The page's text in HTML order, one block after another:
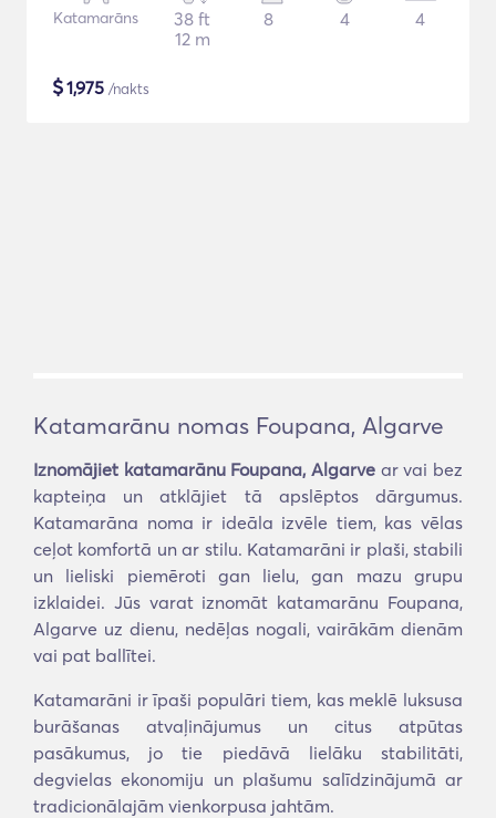
Katamarāns
38 ft
12 m
8 4 4
$1,975 /nakts
Katamarānu nomas Foupana, Algarve
Iznomājiet katamarānu Foupana, Algarve ar vai bez
kapteiņa un atklājiet tā apslēptos dārgumus.
Katamarāna noma ir ideāla izvēle tiem, kas vēlas
ceļot komfortā un ar stilu. Katamarāni ir plaši, stabili
un lieliski piemēroti gan lielu, gan mazu grupu
izklaidei. Jūs varat iznomāt katamarānu Foupana,
Algarve uz dienu, nedēļas nogali, vairākām dienām
vai pat ballītei.
Katamarāni ir īpaši populāri tiem, kas meklē luksusa
burāšanas atvaļinājumus un citus atpūtas
pasākumus, jo tie piedāvā lielāku stabilitāti,
degvielas ekonomiju un plašumu salīdzinājumā ar
tradicionālajām vienkorpusa jahtām.